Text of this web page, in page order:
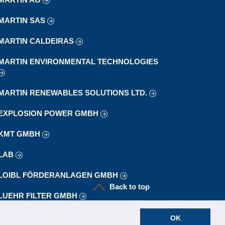
OK
SAS
CALDEIRAS
ENVIRONMENTAL TECHNOLOGIES
RENEWABLES SOLUTIONS LTD.
POWER GMBH
GMBH
FÖRDERANLAGEN GMBH
FILTER GMBH
Back to top